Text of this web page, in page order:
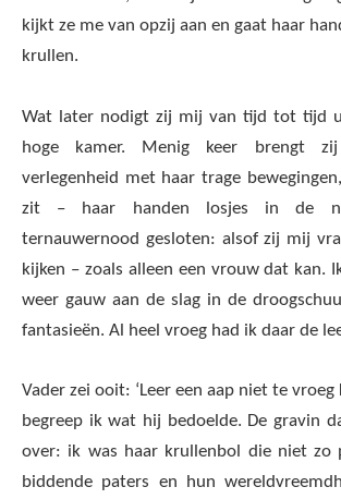
kijkt ze me van opzij aan en gaat haar
krullen.
Wat later nodigt zij mij van tijd tot tijd
hoge kamer. Menig keer brengt
verlegenheid met haar trage
zit – haar handen losjes in de
ternauwernood gesloten: alsof zij mij
kijken – zoals alleen een vrouw dat kan.
weer gauw aan de slag in de
fantasieën. Al heel vroeg had ik daar de
Vader zei ooit: ‘Leer een aap niet te vroeg
begreep ik wat hij bedoelde. De gravin
over: ik was haar krullenbol die niet zo
biddende paters en hun